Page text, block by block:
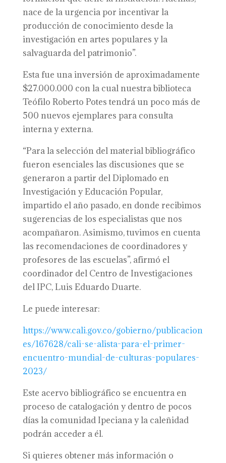
nace de la urgencia por incentivar la
producción de conocimiento desde la
investigación en artes populares y la
salvaguarda del patrimonio”.
Esta fue una inversión de aproximadamente
$27.000.000 con la cual nuestra biblioteca
Teófilo Roberto Potes tendrá un poco más de
500 nuevos ejemplares para consulta
interna y externa.
“Para la selección del material bibliográfico
fueron esenciales las discusiones que se
generaron a partir del Diplomado en
Investigación y Educación Popular,
impartido el año pasado, en donde recibimos
sugerencias de los especialistas que nos
acompañaron. Asimismo, tuvimos en cuenta
las recomendaciones de coordinadores y
profesores de las escuelas”, afirmó el
coordinador del Centro de Investigaciones
del IPC, Luis Eduardo Duarte.
Le puede interesar:
https://www.cali.gov.co/gobierno/publicacion
es/167628/cali-se-alista-para-el-primer-
encuentro-mundial-de-culturas-populares-
2023/
Este acervo bibliográfico se encuentra en
proceso de catalogación y dentro de pocos
días la comunidad Ipeciana y la caleñidad
podrán acceder a él.
Si quieres obtener más información o